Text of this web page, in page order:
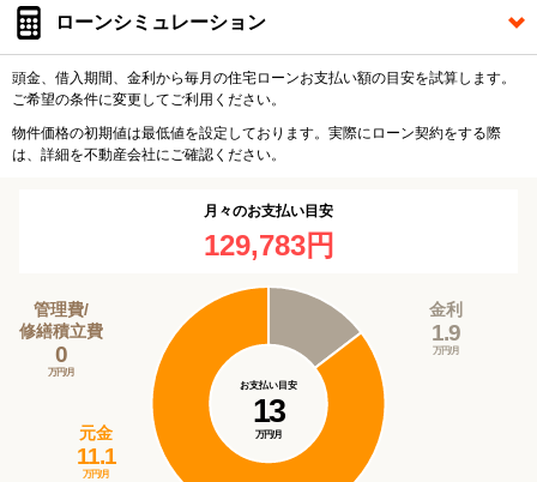
ローンシミュレーション
頭金、借入期間、金利から毎月の住宅ローンお支払い額の目安を試算します。
ご希望の条件に変更してご利用ください。
物件価格の初期値は最低値を設定しております。実際にローン契約をする際
は、詳細を不動産会社にご確認ください。
月々のお支払い目安
129,783円
元金
11.1
万円/月
金利
1.9
万円/月
管理費/
修繕積立費
0
万円/月
お支払い目安
13
万円/月